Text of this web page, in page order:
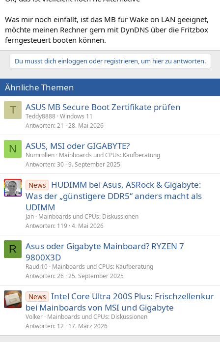
Was mir noch einfällt, ist das MB für Wake on LAN geeignet,
möchte meinen Rechner gern mit DynDNS über die Fritzbox
ferngesteuert booten können.
Du musst dich einloggen oder registrieren, um hier zu antworten.
Ähnliche Themen
T ASUS MB Secure Boot Zertifikate prüfen
Teddy8888 Windows 11
Antworten 21 28. Mai 2026
N ASUS, MSI oder GIGABYTE?
Numrollen Mainboards und CPUs: Kaufberatung
Antworten 30 9. September 2025
News
HUDIMM bei Asus, ASRock & Gigabyte:
Was der „günstigere DDR5“ anders macht als
UDIMM
Jan Mainboards und CPUs: Diskussionen
Antworten 119 4. Mai 2026
R
Asus oder Gigabyte Mainboard? RYZEN 7
9800X3D
Raudi10 Mainboards und CPUs: Kaufberatung
Antworten 26 25. September 2025
News Intel Core Ultra 200S Plus: Frischzellenkur
bei Mainboards von MSI und Gigabyte
Volker Mainboards und CPUs: Diskussionen
Antworten 12 17. März 2026